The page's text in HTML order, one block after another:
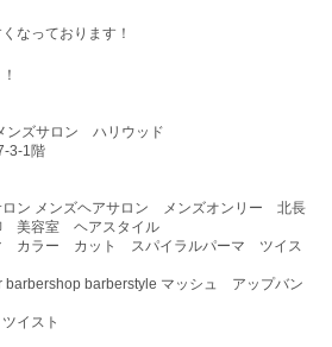
なっております！
ンズサロン ハリウッド
3-1階
ン メンズヘアサロン メンズオンリー 北長
容室 ヘアスタイル
カラー カット スパイラルパーマ ツイス
barberstyle マッシュ アップバン
イスト